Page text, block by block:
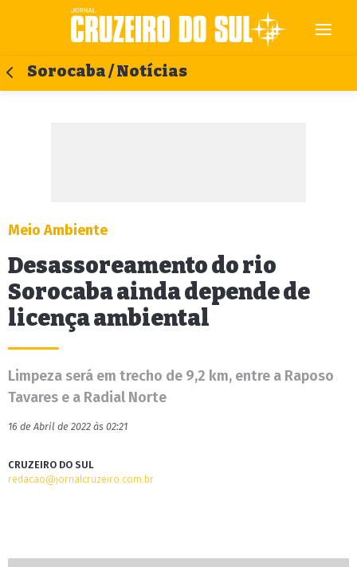
Sorocaba / Notícias
Meio Ambiente
Desassoreamento do rio
Sorocaba ainda depende de
licença ambiental
Limpeza será em trecho de 9,2 km, entre a Raposo
Tavares e a Radial Norte
16 de Abril de 2022 às 02:21
CRUZEIRO DO SUL
redacao@jornalcruzeiro.com.br